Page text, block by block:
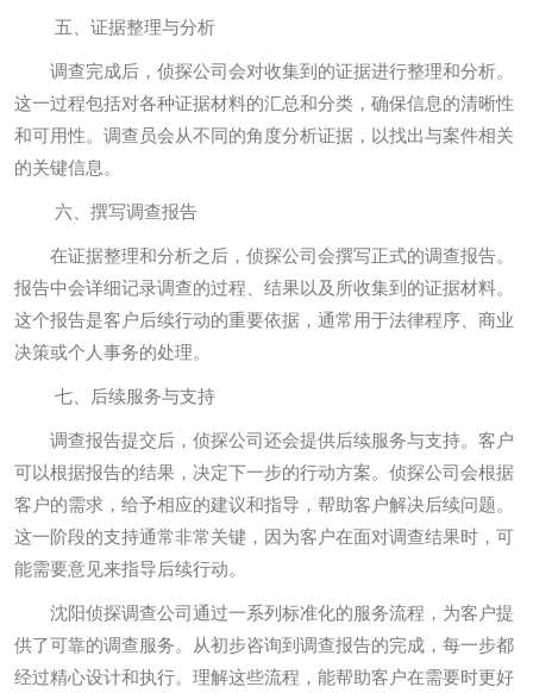
五、证据整理与分析
调查完成后，侦探公司会对收集到的证据进行整理和分析。
这一过程包括对各种证据材料的汇总和分类，确保信息的清晰性
和可用性。调查员会从不同的角度分析证据，以找出与案件相关
的关键信息。
六、撰写调查报告
在证据整理和分析之后，侦探公司会撰写正式的调查报告。
报告中会详细记录调查的过程、结果以及所收集到的证据材料。
这个报告是客户后续行动的重要依据，通常用于法律程序、商业
决策或个人事务的处理。
七、后续服务与支持
调查报告提交后，侦探公司还会提供后续服务与支持。客户
可以根据报告的结果，决定下一步的行动方案。侦探公司会根据
客户的需求，给予相应的建议和指导，帮助客户解决后续问题。
这一阶段的支持通常非常关键，因为客户在面对调查结果时，可
能需要意见来指导后续行动。
沈阳侦探调查公司通过一系列标准化的服务流程，为客户提
供了可靠的调查服务。从初步咨询到调查报告的完成，每一步都
经过精心设计和执行。理解这些流程，能帮助客户在需要时更好